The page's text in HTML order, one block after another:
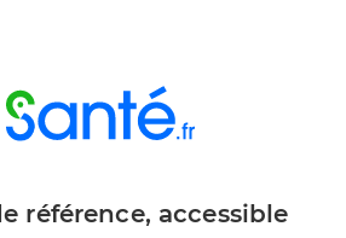
référence, accessible